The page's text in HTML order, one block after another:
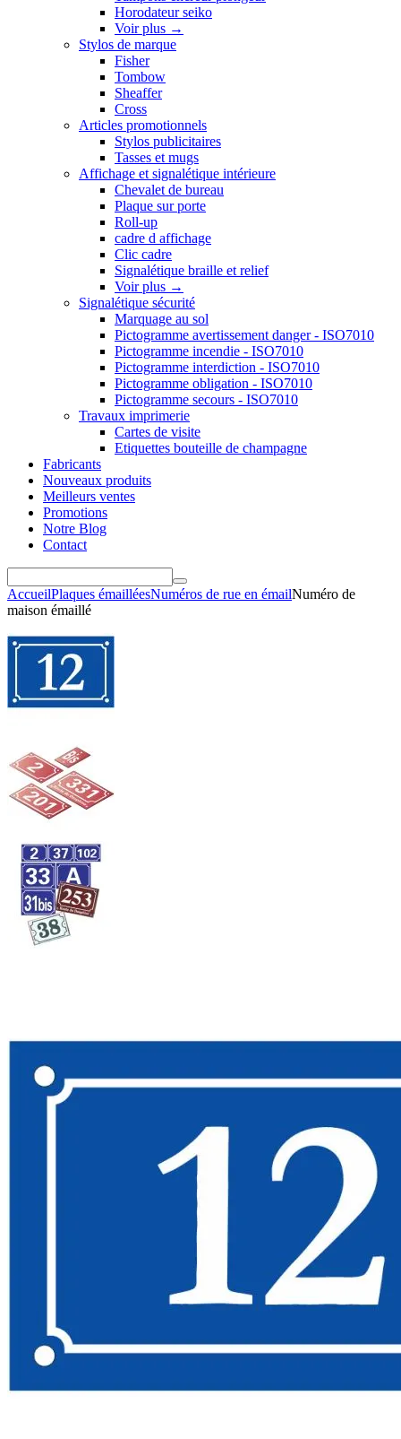
Horodateur seiko
Voir plus →
Stylos de marque
Fisher
Tombow
Sheaffer
Cross
Articles promotionnels
Stylos publicitaires
Tasses et mugs
Affichage et signalétique intérieure
Chevalet de bureau
Plaque sur porte
Roll-up
cadre d affichage
Clic cadre
Signalétique braille et relief
Voir plus →
Signalétique sécurité
Marquage au sol
Pictogramme avertissement danger - ISO7010
Pictogramme incendie - ISO7010
Pictogramme interdiction - ISO7010
Pictogramme obligation - ISO7010
Pictogramme secours - ISO7010
Travaux imprimerie
Cartes de visite
Etiquettes bouteille de champagne
Fabricants
Nouveaux produits
Meilleurs ventes
Promotions
Notre Blog
Contact
AccueilPlaques émailléesNuméros de rue en émailNuméro de
maison émaillé